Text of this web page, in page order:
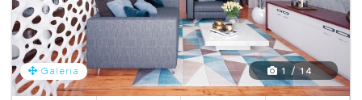
Galeria 1 / 14